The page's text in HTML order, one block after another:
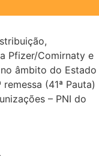
Pfizer/Comirnaty e
âmbito do Estado
(41ª Pauta)
– PNI do